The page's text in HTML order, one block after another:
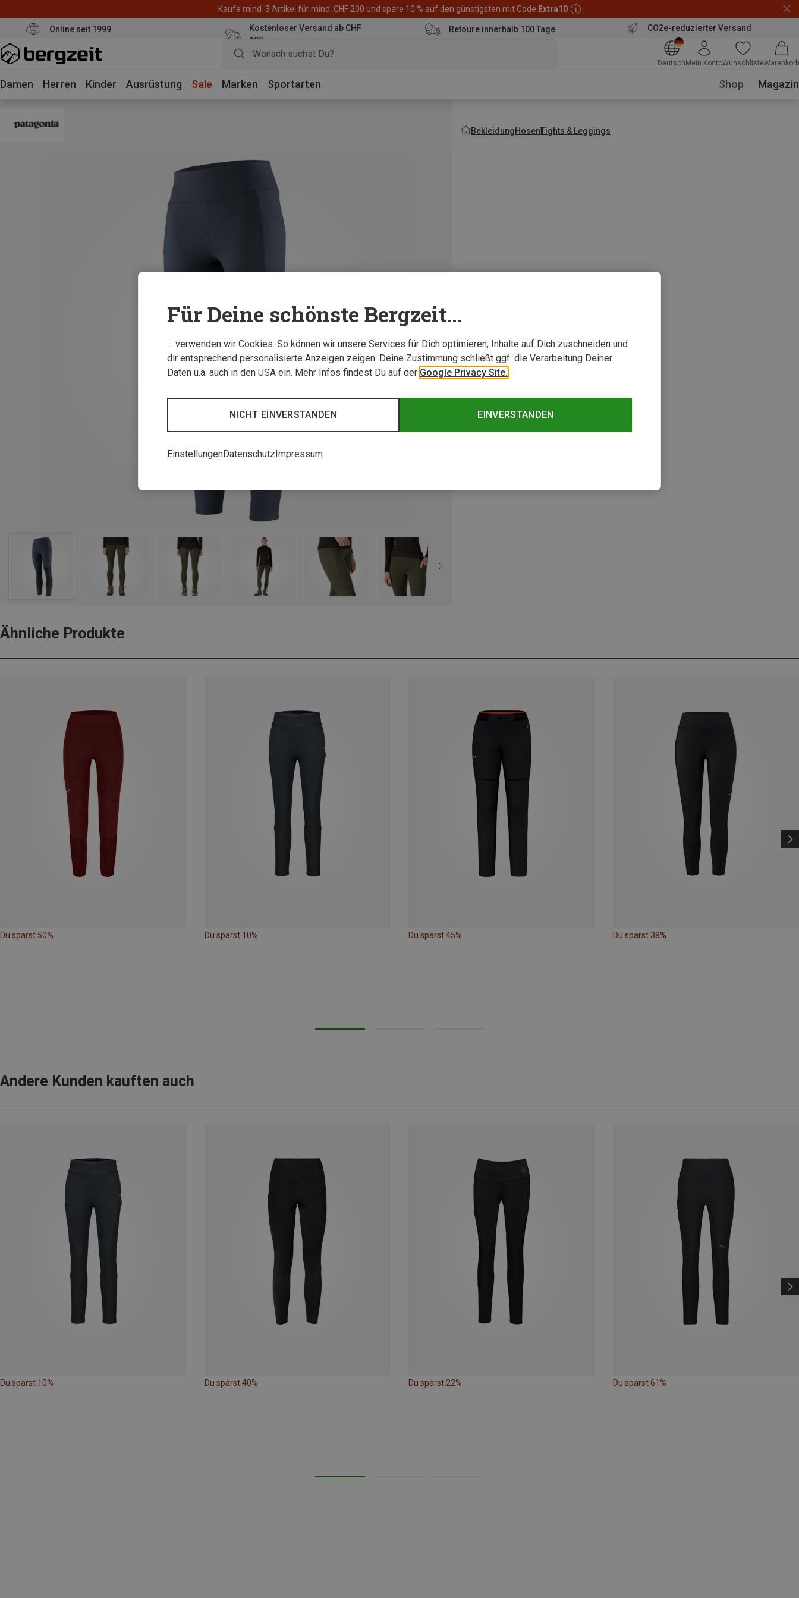
Kaufe mind. 3 Artikel für mind. CHF 200 und spare 10 % auf den günstigsten mit Code Extra10
Online seit 1999
Kostenloser Versand ab CHF
100
Retoure innerhalb 100 Tage CO2e-reduzierter Versand
Deutsch Mein KontoWunschlisteWarenkorb
Damen Herren Kinder Ausrüstung Sale Marken Sportarten Shop Magazin
BekleidungHosenTights & Leggings
Ähnliche Produkte
Du sparst 50% Du sparst 10% Du sparst 45% Du sparst 38%
Andere Kunden kauften auch
Du sparst 10% Du sparst 40% Du sparst 22% Du sparst 61%
Für Deine schönste Bergzeit...
… verwenden wir Cookies. So können wir unsere Services für Dich optimieren, Inhalte auf Dich zuschneiden und
dir entsprechend personalisierte Anzeigen zeigen. Deine Zustimmung schließt ggf. die Verarbeitung Deiner
Daten u.a. auch in den USA ein. Mehr Infos findest Du auf der Google Privacy Site.
EINVERSTANDEN
NICHT EINVERSTANDEN
EinstellungenDatenschutz Impressum